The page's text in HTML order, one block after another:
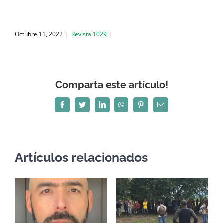
Octubre 11, 2022 | Revista 1029 |
Comparta este artículo!
FacebookTwitterLinkedInWhatsAppPinterestCorreo
electrónico
Artículos relacionados